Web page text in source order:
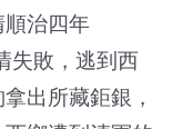
順治四年
失敗，逃到西
出所藏鉅銀，